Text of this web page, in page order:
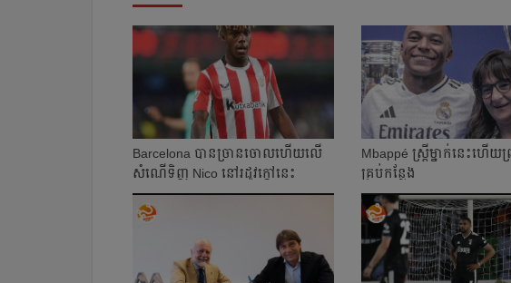
Barcelona បាន​ច្រាន​​ចោល​ហើយ​លើ​
សំណើ​ទិញ Nico នៅ​រដូវ​ក្ដៅ​នេះ​
Mbappé ស្រ្តី​ម្នាក់​នេះ​ហើយ​ព្
គ្រប់​កន្លែង​